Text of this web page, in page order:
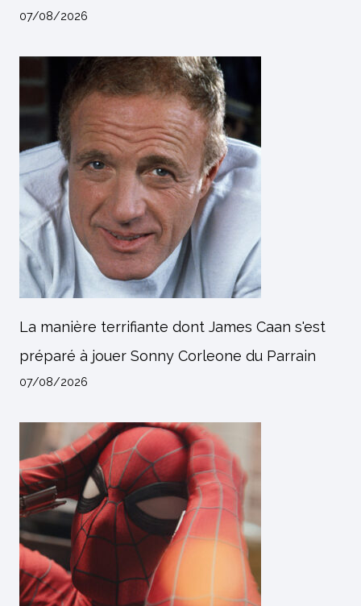
07/08/2026
La manière terrifiante dont James Caan s'est
préparé à jouer Sonny Corleone du Parrain
07/08/2026